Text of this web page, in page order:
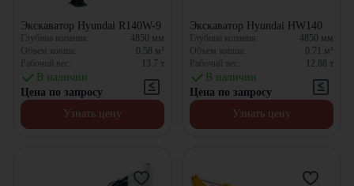
Экскаватор Hyundai R140W-9
Глубина копания: 4850 мм
Объем ковша:
0.58 м³
Рабочий вес:
13.7 т
В наличии
Цена по запросу
Узнать цену
Экскаватор Hyundai HW140
Глубина копания: 4850 мм
Объем ковша:
0.71 м³
Рабочий вес:
12.88 т
В наличии
Цена по запросу
Узнать цену